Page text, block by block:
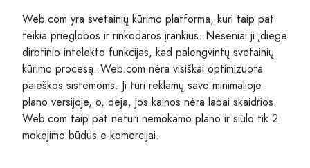
Web.com yra svetainių kūrimo platforma, kuri taip pat
teikia prieglobos ir rinkodaros įrankius. Neseniai ji įdiegė
dirbtinio intelekto funkcijas, kad palengvintų svetainių
kūrimo procesą. Web.com nėra visiškai optimizuota
paieškos sistemoms. Ji turi reklamų savo minimalioje
plano versijoje, o, deja, jos kainos nėra labai skaidrios.
Web.com taip pat neturi nemokamo plano ir siūlo tik 2
mokėjimo būdus e-komercijai.